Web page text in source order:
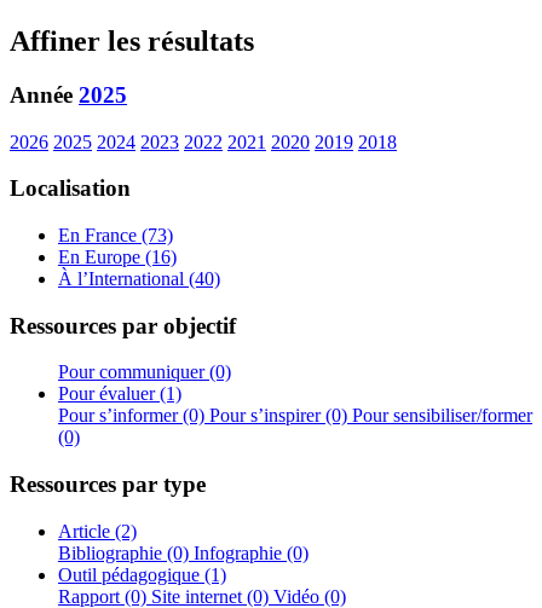
Affiner les résultats
Année 2025
2026 2025 2024 2023 2022 2021 2020 2019 2018
Localisation
En France (73)
En Europe (16)
À l’International (40)
Ressources par objectif
Pour communiquer (0)
Pour évaluer (1)
Pour s’informer (0) Pour s’inspirer (0) Pour sensibiliser/former
(0)
Ressources par type
Article (2)
Bibliographie (0) Infographie (0)
Outil pédagogique (1)
Rapport (0) Site internet (0) Vidéo (0)